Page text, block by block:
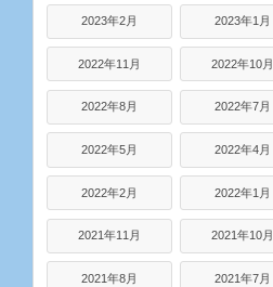
2023年2月 2023年1月
2022年11月 2022年10月
2022年8月 2022年7月
2022年5月 2022年4月
2022年2月 2022年1月
2021年11月 2021年10月
2021年8月 2021年7月